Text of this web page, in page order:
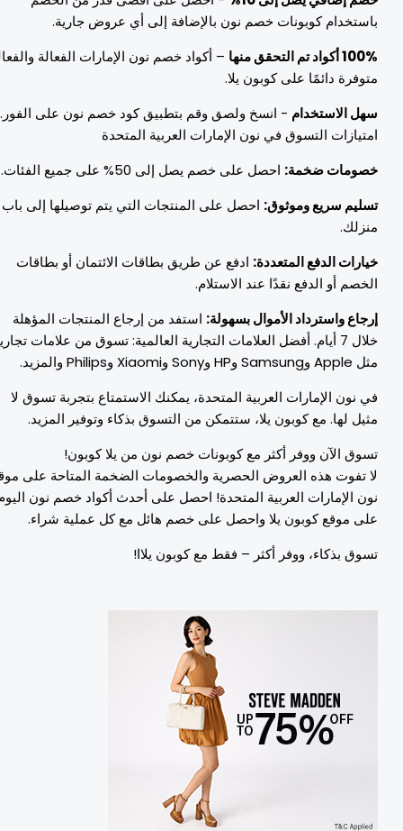
كوبونات خصم نون بالإضافة إلى أي عروض جارية.
أكواد تم التحقق منها
– أكواد خصم نون الإمارات الفعالة والفعالة
دائمًا على كوبون يلا.
الاستخدام- انسخ ولصق وقم بتطبيق كود خصم نون على الفور.
التسوق في نون الإمارات العربية المتحدة
ضخمة:احصل على خصم يصل إلى 50% على جميع الفئات.
سريع وموثوق:احصل على المنتجات التي يتم توصيلها إلى باب
الدفع المتعددة:ادفع عن طريق بطاقات الائتمان أو بطاقات
أو الدفع نقدًا عند الاستلام.
واسترداد الأموال بسهولة:استفد من إرجاع المنتجات المؤهلة
خلال 7 أيام. أفضل العلامات التجارية العالمية: تسوق من علامات تجارية
نون الإمارات العربية المتحدة، يمكنك الاستمتاع بتجربة تسوق لا
لها. مع كوبون يلا، ستتمكن من التسوق بذكاء وتوفير المزيد.
الآن ووفر أكثر مع كوبونات خصم نون من يلا كوبون!
تفوت هذه العروض الحصرية والخصومات الضخمة المتاحة على موقع
الإمارات العربية المتحدة! احصل على أحدث أكواد خصم نون اليوم
موقع كوبون يلا واحصل على خصم هائل مع كل عملية شراء.
بذكاء، ووفر أكثر – فقط مع كوبون يلاا!